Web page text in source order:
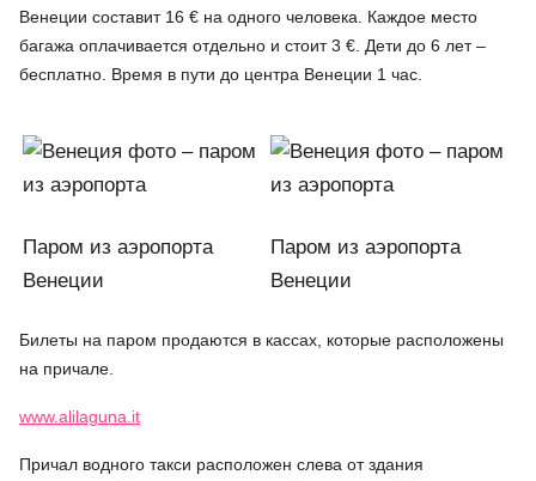
Венеции составит 16 € на одного человека. Каждое место
багажа оплачивается отдельно и стоит 3 €. Дети до 6 лет –
бесплатно. Время в пути до центра Венеции 1 час.
Паром из аэропорта
Венеции
Паром из аэропорта
Венеции
Билеты на паром продаются в кассах, которые расположены
на причале.
www.alilaguna.it
Причал водного такси расположен слева от здания